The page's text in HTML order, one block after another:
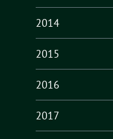
2014
2015
2016
2017